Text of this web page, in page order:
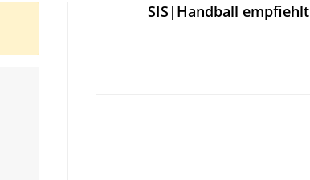
SIS|Handball empfiehlt